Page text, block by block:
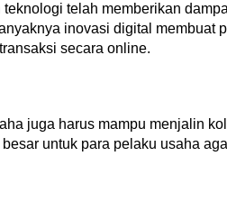
teknologi telah memberikan
inovasi digital membuat
secara online.
juga harus mampu menjalin
untuk para pelaku usaha